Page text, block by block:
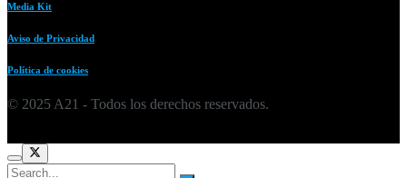
Media Kit
Aviso de Privacidad
Política de cookies
© 2025 A21 - Todos los derechos reservados.